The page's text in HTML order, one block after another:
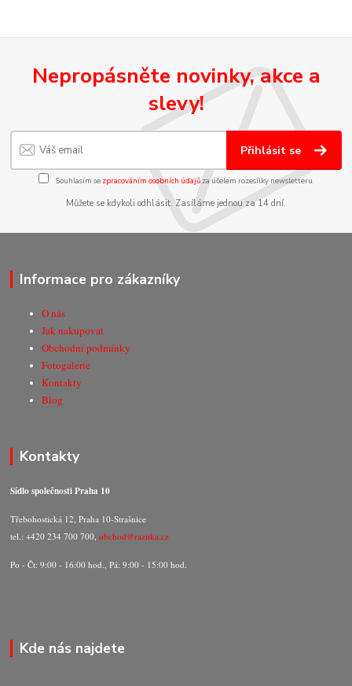
Nepropásněte novinky, akce a
slevy!
Přihlásit se
Souhlasím se zpracováním osobních údajůza účelem rozesílky newsletteru.
Můžete se kdykoli odhlásit. Zasíláme jednou za 14 dní.
Informace pro zákazníky
O nás
Jak nakupovat
Obchodní podmínky
Fotogalerie
Kontakty
Blog
Kontakty
Sídlo společnosti Praha 10
Třebohostická 12, Praha 10-Strašnice
tel.: +420 234 700 700,obchod@razitka.cz
Po - Čt: 9:00 - 16:00 hod., Pá: 9:00 - 15:00 hod.
Kde nás najdete